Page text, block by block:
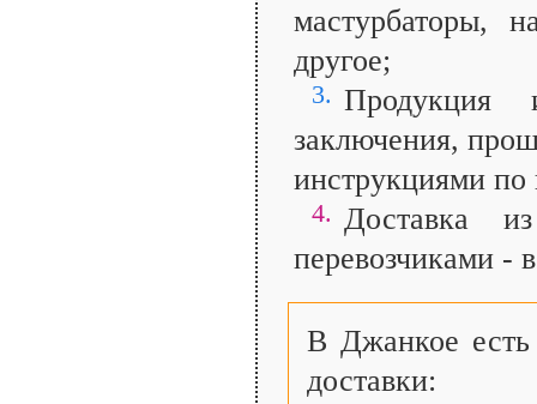
мастурбаторы,
другое;
3. Продукция
заключения,
инструкциями по
4. Доставка
перевозчиками -
В Джанкое
доставки: